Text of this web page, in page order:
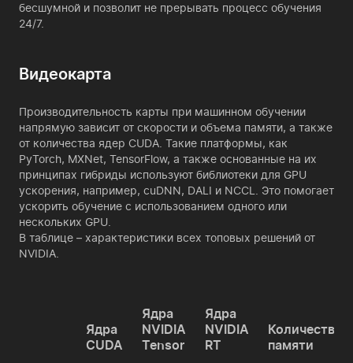
бесшумной и позволит не прерывать процесс обучения
24/7.
Видеокарта
Производительность карты при машинном обучении
напрямую зависит от скорости и объема памяти, а также
от количества ядер CUDA. Такие платформы, как
PyTorch, MXNet, TensorFlow, а также основанные на их
принципах гибриды используют библиотеки для GPU
ускорения, например, cuDNN, DALI и NCCL. Это помогает
ускорить обучение с использованием одного или
нескольких GPU.
В таблице – характеристики всех топовых решений от
NVIDIA.
Ядра
CUDA
Ядра
NVIDIA
Tensor
Ядра
NVIDIA
RT
Количество
памяти